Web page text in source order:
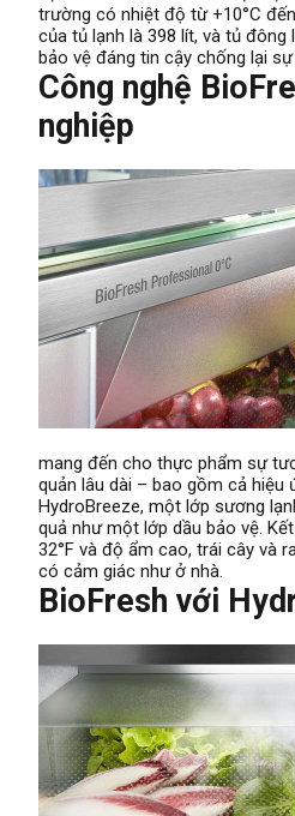
trường có nhiệt độ từ +10°C
của tủ lạnh là 398 lít, và tủ
bảo vệ đáng tin cậy chống lại
Công nghệ
nghiệp
mang đến cho thực phẩm sự
quản lâu dài – bao gồm cả hiệu
HydroBreeze, một lớp sương
quả như một lớp dầu bảo vệ.
32°F và độ ẩm cao, trái cây và
có cảm giác như ở nhà.
BioFresh với